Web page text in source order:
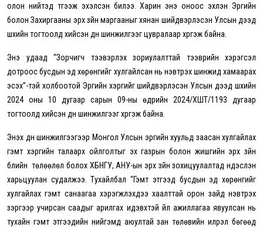
олон нийтэд түгээж эхэлсэн билээ. Харин энэ оноос эхлэн Эрүүгийн
болон Захиргааны эрх зүйн маргааныг хянан шийдвэрлэсэн Улсын дээд
шүүхийн тогтоолд хийсэн дүн шинжилгээг цувралаар хүргэж байна.
Энэ удаад “Зорчигч тээвэрлэх зориулалттай тээврийн хэрэгсэл
дотроос бусдын эд хөрөнгийг хулгайлсан нь нэвтрэх шинжид хамаарах
эсэх”-тэй холбоотой Эрүүгийн хэргийг шийдвэрлэсэн Улсын дээд шүүхийн
2024 оны 10 дугаар сарын 09-ны өдрийн 2024/ХШТ/1193 дугаар
тогтоолд хийсэн дүн шинжилгээг хүргэж байна.
Энэхүү дүн шинжилгээгээр Монгол Улсын эрүүгийн хуульд заасан хулгайлах
гэмт хэргийн талаарх ойлголтыг эх газрын болон жишгийн эрх зүйн
бүлийн төлөөлөл болох ХБНГУ, АНУ-ын эрх зүйн зохицуулалтад үндэслэн
харьцуулан судалжээ. Тухайлбал “Гэмт этгээд бусдын эд хөрөнгийг
хулгайлах гэмт санаагаа хэрэгжүүлэхдээ хаалттай орон зайд нэвтрэх
зэргээр учирсан саадыг арилгах идэвхтэй үйл ажиллагаа явуулсан нь
тухайн гэмт этгээдийн нийгэмд аюултай зан төлөвийн илрэл бөгөөд